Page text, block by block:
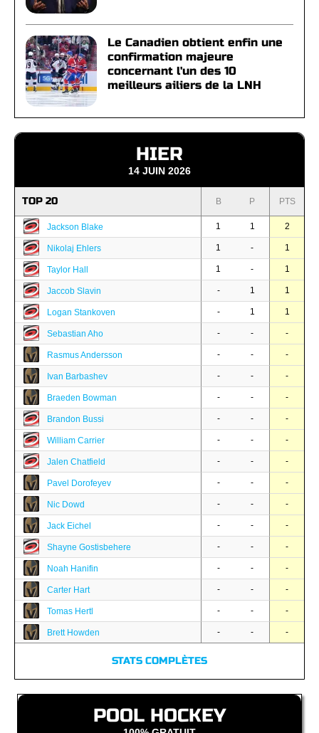
Le Canadien obtient enfin une
confirmation majeure
concernant l'un des 10
meilleurs ailiers de la LNH
HIER
14 JUIN 2026
TOP 20 B P PTS
Jackson Blake 1 1 2
Nikolaj Ehlers 1 - 1
Taylor Hall 1 - 1
Jaccob Slavin - 1 1
Logan Stankoven - 1 1
Sebastian Aho - - -
Rasmus Andersson - - -
Ivan Barbashev - - -
Braeden Bowman - - -
Brandon Bussi - - -
William Carrier - - -
Jalen Chatfield - - -
Pavel Dorofeyev - - -
Nic Dowd - - -
Jack Eichel - - -
Shayne Gostisbehere - - -
Noah Hanifin - - -
Carter Hart - - -
Tomas Hertl - - -
Brett Howden - - -
STATS COMPLÈTES
POOL HOCKEY